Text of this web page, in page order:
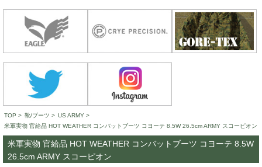
TOP > 靴/ブーツ > US ARMY >
米軍実物 官給品 HOT WEATHER コンバットブーツ コヨーテ 8.5W 26.5cm ARMY スコーピオン
米軍実物 官給品 HOT WEATHER コンバットブーツ コヨーテ 8.5W
26.5cm ARMY スコーピオン